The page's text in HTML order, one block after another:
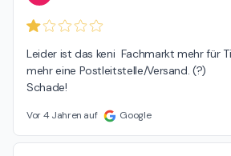
Leider ist das keni  Fachmarkt mehr für
mehr eine Postleitstelle/Versand. (?)
Schade!
Vor 4 Jahren auf Google